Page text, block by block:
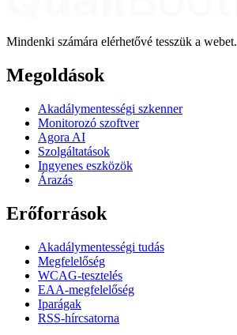
Mindenki számára elérhetővé tesszük a webet.
Megoldások
Akadálymentességi szkenner
Monitorozó szoftver
Agora AI
Szolgáltatások
Ingyenes eszközök
Árazás
Erőforrások
Akadálymentességi tudás
Megfelelőség
WCAG-tesztelés
EAA-megfelelőség
Iparágak
RSS-hírcsatorna